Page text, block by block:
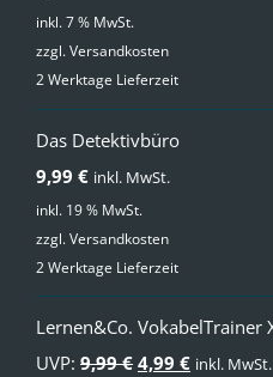
inkl. 7 % MwSt.
zzgl.Versandkosten
2 Werktage Lieferzeit
Das Detektivbüro
9,99 € inkl. MwSt.
inkl. 19 % MwSt.
zzgl.Versandkosten
2 Werktage Lieferzeit
Lernen&Co. VokabelTrainer
UVP: 9,99€ Ursprünglicher
4,99 €Aktueller
inkl. MwSt.